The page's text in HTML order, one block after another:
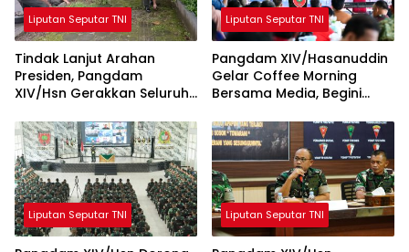
Liputan Seputar TNI
Tindak Lanjut Arahan
Presiden, Pangdam
XIV/Hsn Gerakkan Seluruh
Lingkungan
Liputan Seputar TNI
Pangdam XIV/Hasanuddin
Gelar Coffee Morning
Bersama Media, Begini
Liputan Seputar TNI Liputan Seputar TNI